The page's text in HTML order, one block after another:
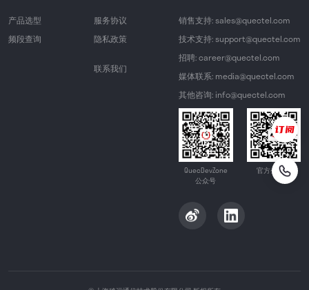
产品选型
频段查询
服务协议
隐私政策
联系我们
销售支持: sales@quectel.com
技术支持: support@quectel.com
招聘: career@quectel.com
媒体联系: media@quectel.com
其他咨询: info@quectel.com
QuecDevZone
公众号
官方公众号